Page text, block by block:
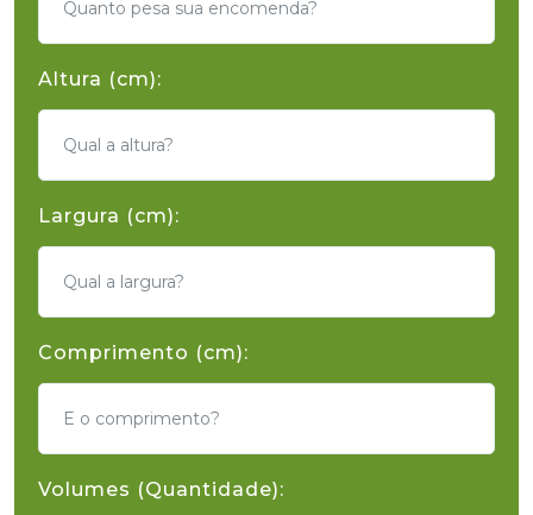
Altura (cm):
Largura (cm):
Comprimento (cm):
Volumes (Quantidade):